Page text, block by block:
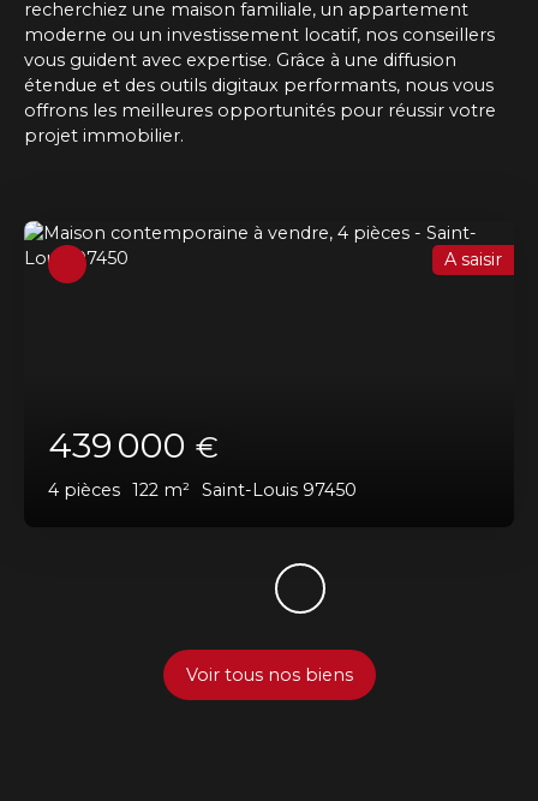
recherchiez une maison familiale, un appartement
moderne ou un investissement locatif, nos conseillers
vous guident avec expertise. Grâce à une diffusion
étendue et des outils digitaux performants, nous vous
offrons les meilleures opportunités pour réussir votre
projet immobilier.
439 000 €
4 pièces 122 m² Saint-Louis 97450
A saisir
Voir tous nos biens